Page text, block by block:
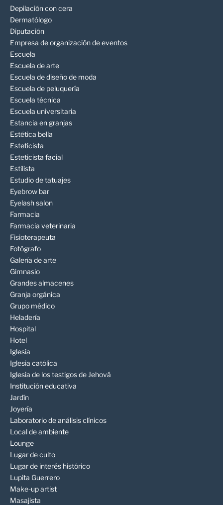
Depilación con cera
Dermatólogo
Diputación
Empresa de organización de eventos
Escuela
Escuela de arte
Escuela de diseño de moda
Escuela de peluquería
Escuela técnica
Escuela universitaria
Estancia en granjas
Estética bella
Esteticista
Esteticista facial
Estilista
Estudio de tatuajes
Eyebrow bar
Eyelash salon
Farmacia
Farmacia veterinaria
Fisioterapeuta
Fotógrafo
Galería de arte
Gimnasio
Grandes almacenes
Granja orgánica
Grupo médico
Heladería
Hospital
Hotel
Iglesia
Iglesia católica
Iglesia de los testigos de Jehová
Institución educativa
Jardín
Joyería
Laboratorio de análisis clínicos
Local de ambiente
Lounge
Lugar de culto
Lugar de interés histórico
Lupita Guerrero
Make-up artist
Masajista